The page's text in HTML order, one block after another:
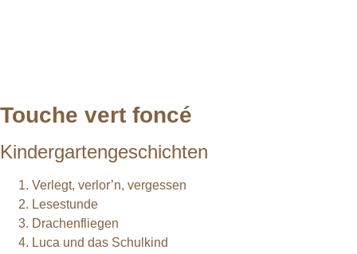
Touche vert foncé
Kindergartengeschichten
Verlegt, verlor’n, vergessen
Lesestunde
Drachenfliegen
Luca und das Schulkind